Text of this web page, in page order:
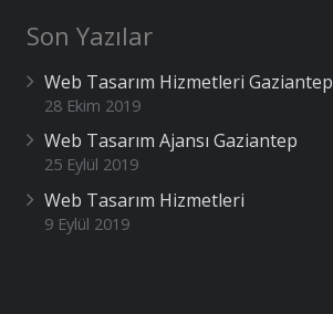
Son Yazılar
Web Tasarım Hizmetleri Gaziantep
28 Ekim 2019
Web Tasarım Ajansı Gaziantep
25 Eylül 2019
Web Tasarım Hizmetleri
9 Eylül 2019